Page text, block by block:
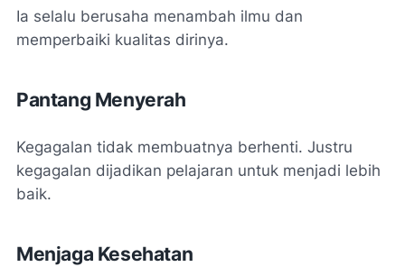
Ia selalu berusaha menambah ilmu dan
memperbaiki kualitas dirinya.
Pantang Menyerah
Kegagalan tidak membuatnya berhenti. Justru
kegagalan dijadikan pelajaran untuk menjadi lebih
baik.
Menjaga Kesehatan